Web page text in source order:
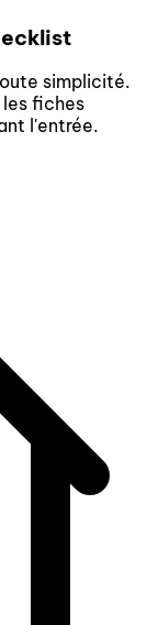
simplicité.
les fiches
l'entrée.